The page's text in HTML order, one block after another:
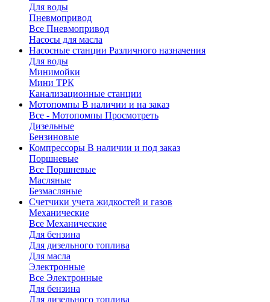
Для воды
Пневмопривод
Все Пневмопривод
Насосы для масла
Насосные станции Различного назначения
Для воды
Минимойки
Мини ТРК
Канализационные станции
Мотопомпы В наличии и на заказ
Все - Мотопомпы Просмотреть
Дизельные
Бензиновые
Компрессоры В наличии и под заказ
Поршневые
Все Поршневые
Масляные
Безмасляные
Счетчики учета жидкостей и газов
Механические
Все Механические
Для бензина
Для дизельного топлива
Для масла
Электронные
Все Электронные
Для бензина
Для дизельного топлива